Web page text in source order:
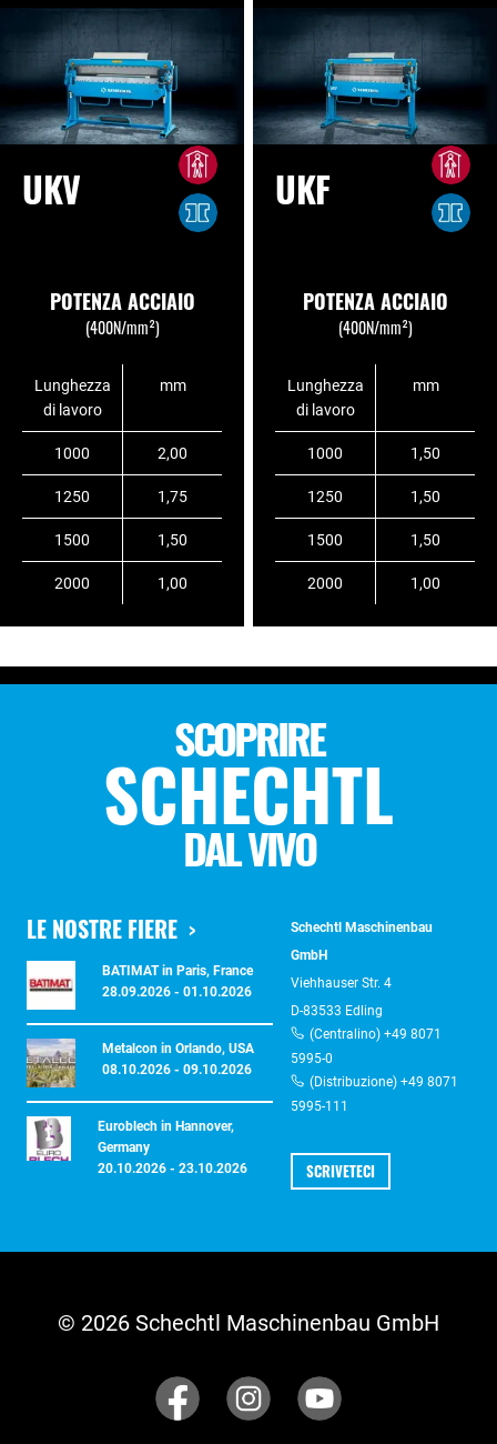
UKV
POTENZA ACCIAIO
(400N/mm²)
Lunghezza
di lavoro
mm
1000 2,00
1250 1,75
1500 1,50
2000 1,00
UKF
POTENZA ACCIAIO
(400N/mm²)
Lunghezza
di lavoro
mm
1000 1,50
1250 1,50
1500 1,50
2000 1,00
SCOPRIRE
SCHECHTL
DAL VIVO
LE NOSTRE FIERE
BATIMAT in Paris, France
28.09.2026 - 01.10.2026
Metalcon in Orlando, USA
08.10.2026 - 09.10.2026
Euroblech in Hannover,
Germany
20.10.2026 - 23.10.2026
Schechtl Maschinenbau
GmbH
Viehhauser Str. 4
D-83533 Edling
(Centralino) +49 8071
5995-0
(Distribuzione) +49 8071
5995-111
SCRIVETECI
© 2026 Schechtl Maschinenbau GmbH